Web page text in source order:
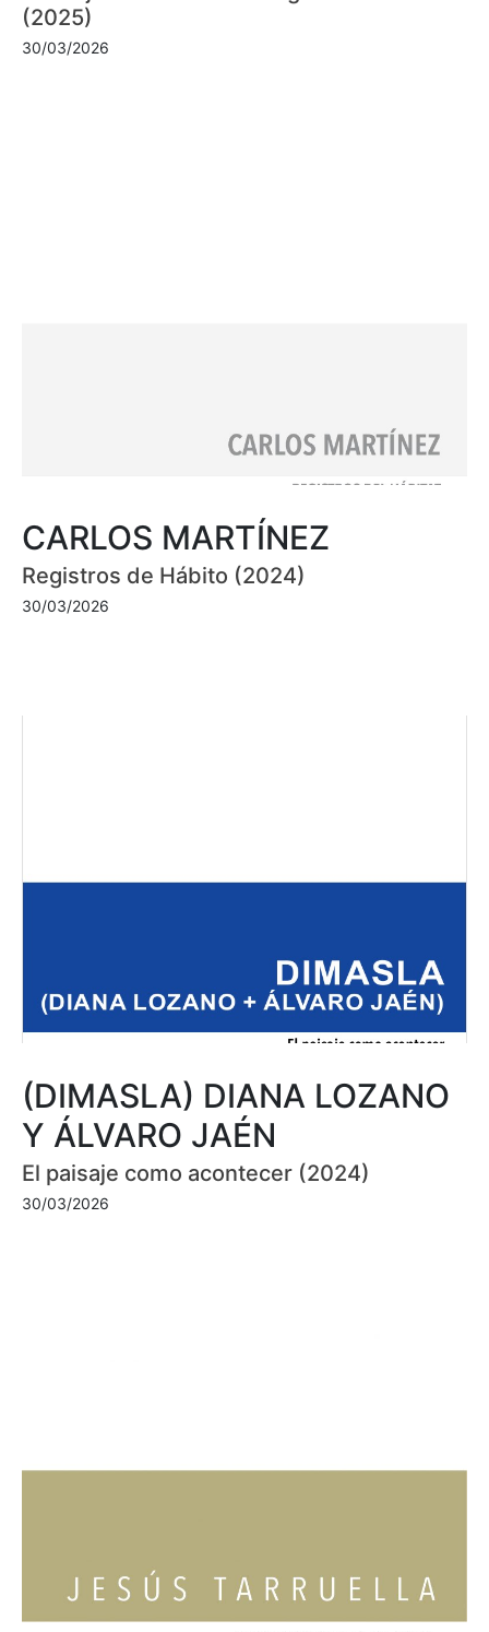
(2025)
30/03/2026
CARLOS MARTÍNEZ
Registros de Hábito (2024)
30/03/2026
(DIMASLA) DIANA LOZANO
Y ÁLVARO JAÉN
El paisaje como acontecer (2024)
30/03/2026